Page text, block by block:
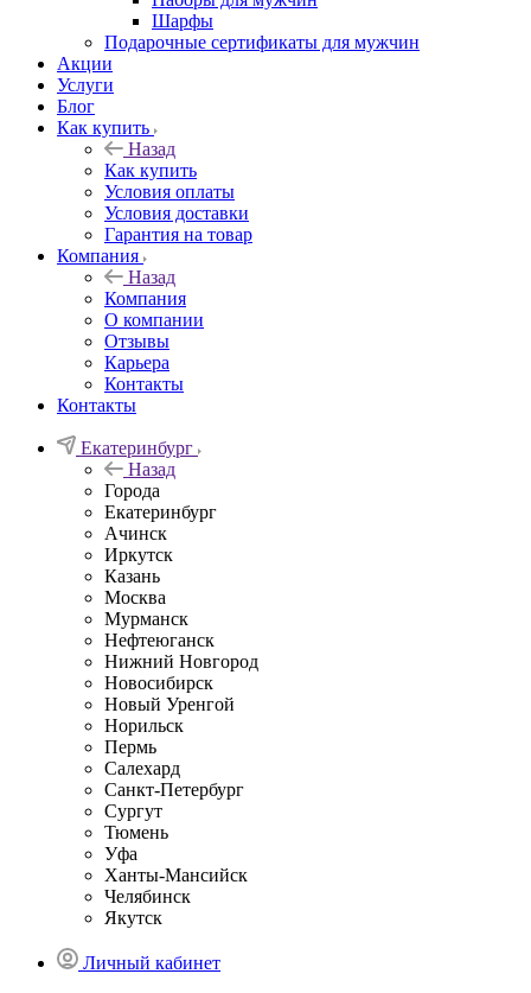
Шарфы
Подарочные сертификаты для мужчин
Акции
Услуги
Блог
Как купить
Назад
Как купить
Условия оплаты
Условия доставки
Гарантия на товар
Компания
Назад
Компания
О компании
Отзывы
Карьера
Контакты
Контакты
Екатеринбург
Назад
Города
Екатеринбург
Ачинск
Иркутск
Казань
Москва
Мурманск
Нефтеюганск
Нижний Новгород
Новосибирск
Новый Уренгой
Норильск
Пермь
Салехард
Санкт-Петербург
Сургут
Тюмень
Уфа
Ханты-Мансийск
Челябинск
Якутск
Личный кабинет